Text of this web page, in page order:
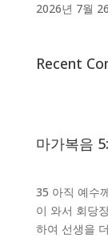
2026년 7월
Recent
마가복음
35 아직 예수
이 와서 회당
하여 선생을